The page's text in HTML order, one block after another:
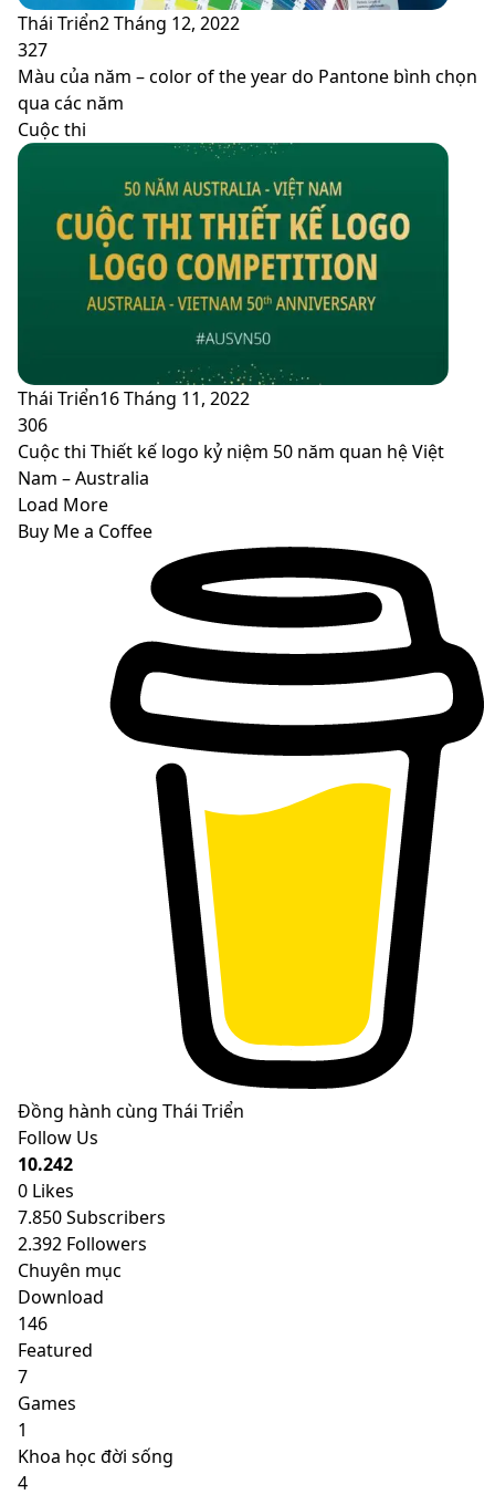
Thái Triển2 Tháng 12, 2022
327
Màu của năm – color of the year do Pantone bình chọn
qua các năm
Cuộc thi
Thái Triển16 Tháng 11, 2022
306
Cuộc thi Thiết kế logo kỷ niệm 50 năm quan hệ Việt
Nam – Australia
Load More
Buy Me a Coffee
Đồng hành cùng Thái Triển
Follow Us
10.242
0 Likes
7.850Subscribers
2.392 Followers
Chuyên mục
Download
146
Featured
7
Games
1
Khoa học đời sống
4